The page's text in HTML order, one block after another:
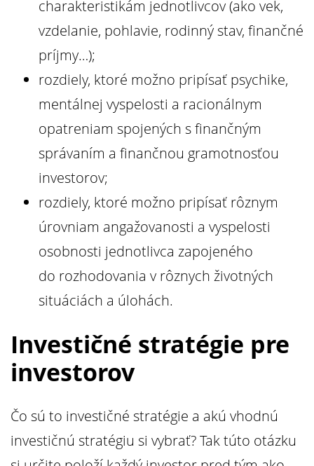
charakteristikám jednotlivcov (ako vek,
vzdelanie, pohlavie, rodinný stav, finančné
príjmy…);
rozdiely, ktoré možno pripísať psychike,
mentálnej vyspelosti a racionálnym
opatreniam spojených s finančným
správaním a finančnou gramotnosťou
investorov;
rozdiely, ktoré možno pripísať rôznym
úrovniam angažovanosti a vyspelosti
osobnosti jednotlivca zapojeného
do rozhodovania v rôznych životných
situáciách a úlohách.
Investičné stratégie pre
investorov
Čo sú to investičné stratégie a akú vhodnú
investičnú stratégiu si vybrať? Tak túto otázku